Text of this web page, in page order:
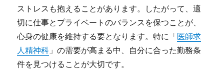
ストレスも抱えることがあります。したがって、適
切に仕事とプライベートのバランスを保つことが、
心身の健康を維持する要となります。特に「医師求
人精神科 」の需要が高まる中、自分に合った勤務条
件を見つけることが大切です。